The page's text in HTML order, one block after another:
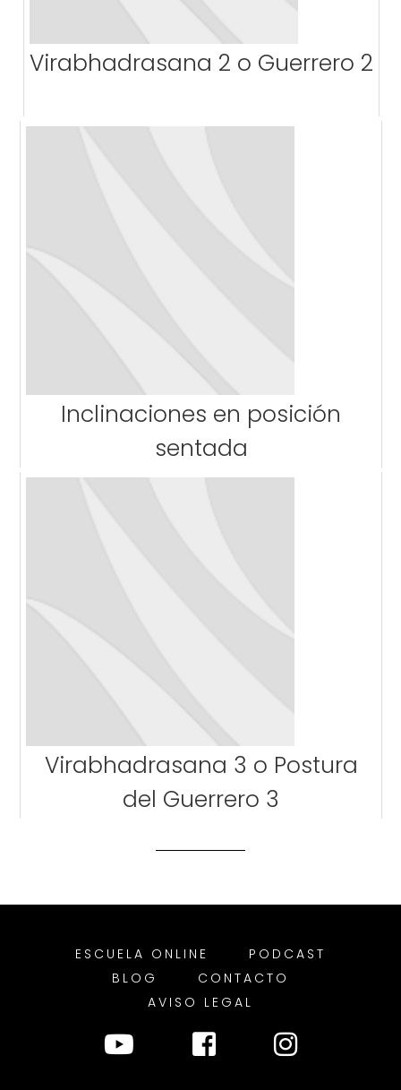
Virabhadrasana 2 o Guerrero 2
Inclinaciones en posición
sentada
Virabhadrasana 3 o Postura
del Guerrero 3
ESCUELA ONLINE
PODCAST
BLOG
CONTACTO
AVISO LEGAL